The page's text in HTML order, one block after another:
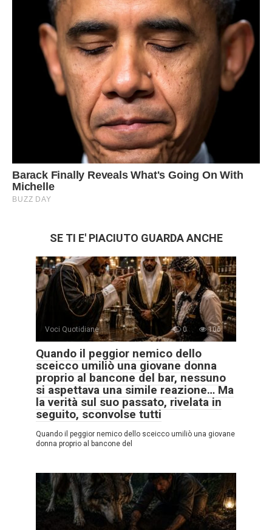
SE TI E' PIACIUTO GUARDA ANCHE
Voci Quotidiane 0 106
Quando il peggior nemico dello
sceicco umiliò una giovane donna
proprio al bancone del bar, nessuno
si aspettava una simile reazione… Ma
la verità sul suo passato, rivelata in
seguito, sconvolse tutti
Quando il peggior nemico dello sceicco umiliò una giovane
donna proprio al bancone del